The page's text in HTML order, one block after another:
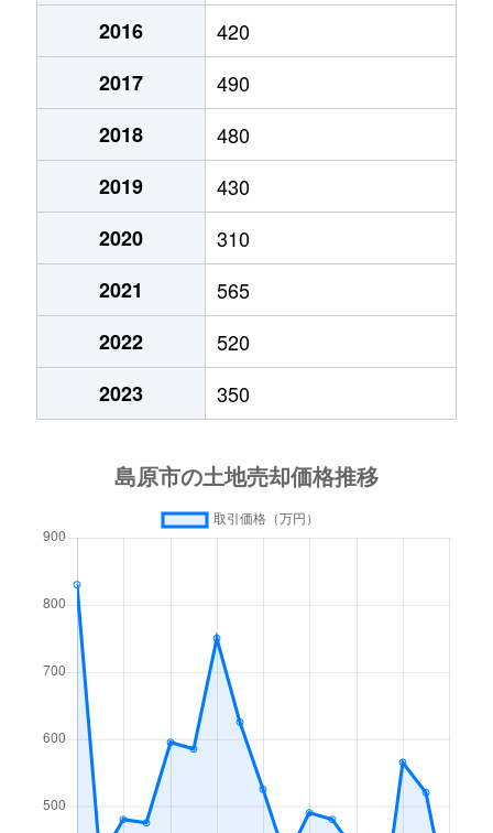
2016
420
2017
490
2018
480
2019
430
2020
310
2021
565
2022
520
2023
350